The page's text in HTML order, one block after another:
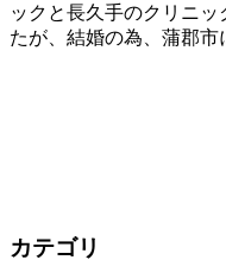
ックと長久手のクリニ
たが、結婚の為、蒲郡市
カテゴリ